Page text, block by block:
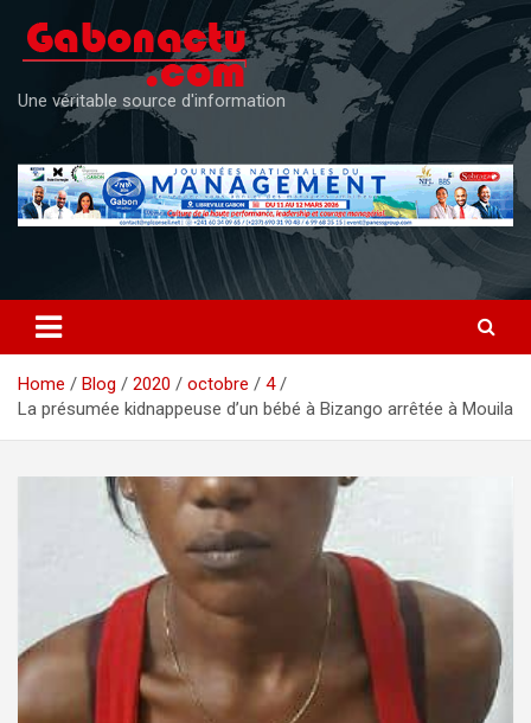
content
Une véritable source d'information
Home Blog 2020 octobre
4
La présumée kidnappeuse d’un bébé à Bizango arrêtée à Mouila